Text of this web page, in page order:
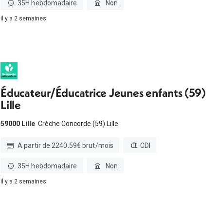
35H hebdomadaire Non
il y a 2 semaines
Éducateur/Éducatrice Jeunes enfants (59)
Lille
59000 Lille Crèche Concorde (59) Lille
A partir de 2240.59€ brut/mois CDI
35H hebdomadaire Non
il y a 2 semaines